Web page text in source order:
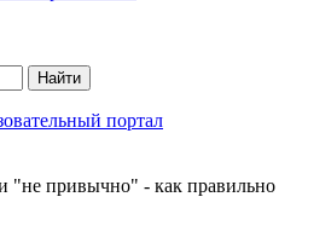
Найти
портал
"не привычно" - как правильно